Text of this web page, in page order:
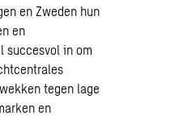
en Zweden hun
en
succesvol in om
tegen lage
en